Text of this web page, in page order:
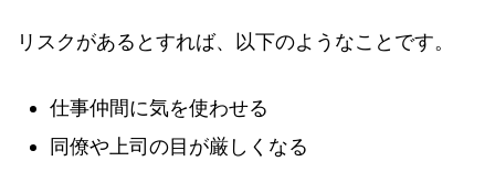
リスクがあるとすれば、以下のようなことです。
仕事仲間に気を使わせる
同僚や上司の目が厳しくなる